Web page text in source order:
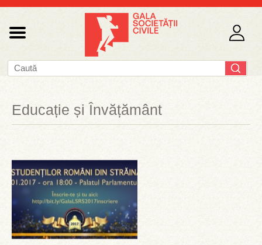
Educație și Învățământ